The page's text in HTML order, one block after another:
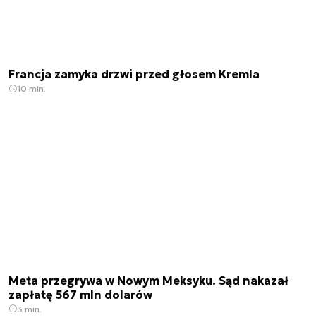
Francja zamyka drzwi przed głosem Kremla
10 min.
Meta przegrywa w Nowym Meksyku. Sąd nakazał
zapłatę 567 mln dolarów
3 min.